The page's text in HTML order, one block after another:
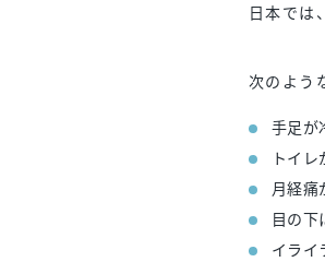
日本では
次のよう
手足が
トイ
月経
目の
イライ